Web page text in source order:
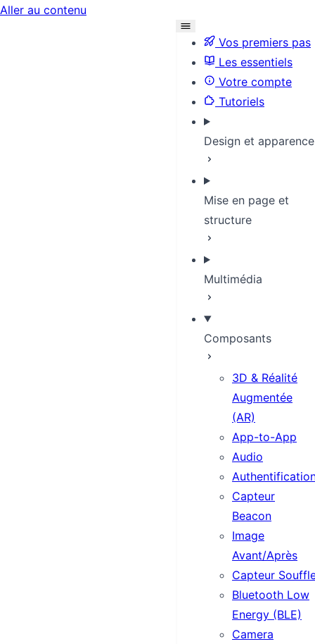
Aller au contenu
Vos premiers pas
Les essentiels
Votre compte
Tutoriels
Design et apparence
Mise en page et
structure
Multimédia
Composants
3D & Réalité
Augmentée
(AR)
App-to-App
Audio
Capteur
Beacon
Image
Avant/Après
Capteur
Bluetooth Low
Energy (BLE)
Camera